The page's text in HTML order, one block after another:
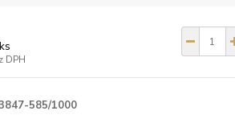
DPH
585/1000